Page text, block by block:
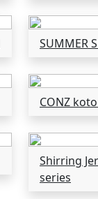
SUMMER
CONZ
Shirring
series